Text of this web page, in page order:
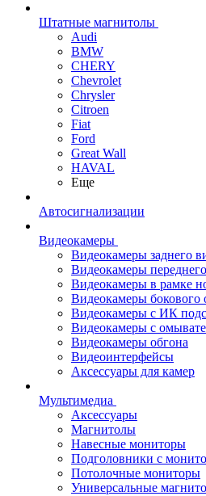
Штатные магнитолы
Audi
BMW
CHERY
Chevrolet
Chrysler
Citroen
Fiat
Ford
Great Wall
HAVAL
Еще
Автосигнализации
Видеокамеры
Видеокамеры заднего
Видеокамеры
Видеокамеры в рамке
Видеокамеры бокового
Видеокамеры с ИК
Видеокамеры с
Видеокамеры обгона
Видеоинтерфейсы
Аксессуары для камер
Мультимедиа
Аксессуары
Магнитолы
Навесные мониторы
Подголовники с
Потолочные мониторы
Универсальные